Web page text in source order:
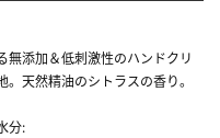
無添加＆低刺激性のハンドクリ
天然精油のシトラスの香り。
分: